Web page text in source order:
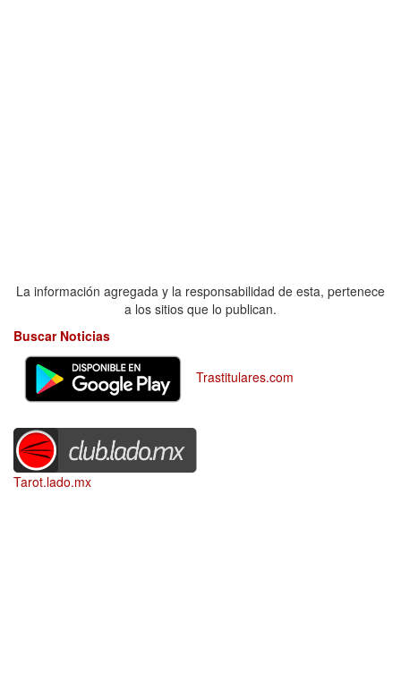
La información agregada y la responsabilidad de esta, pertenece
a los sitios que lo publican.
Buscar Noticias
Trastitulares.com
Tarot.lado.mx